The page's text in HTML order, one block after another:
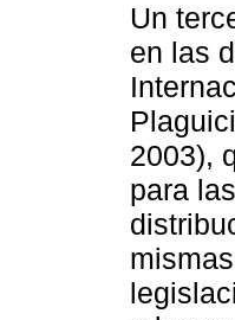
Un
en las
2003),
para